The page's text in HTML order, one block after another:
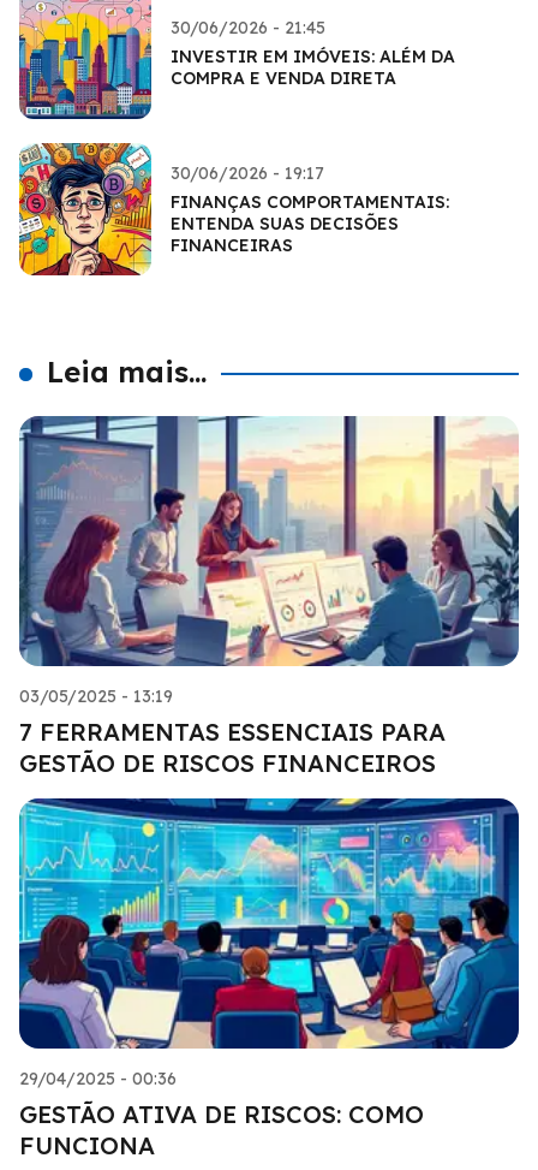
30/06/2026 - 21:45
INVESTIR EM IMÓVEIS: ALÉM DA
COMPRA E VENDA DIRETA
30/06/2026 - 19:17
FINANÇAS COMPORTAMENTAIS:
ENTENDA SUAS DECISÕES
FINANCEIRAS
Leia mais...
03/05/2025 - 13:19
7 FERRAMENTAS ESSENCIAIS PARA
GESTÃO DE RISCOS FINANCEIROS
29/04/2025 - 00:36
GESTÃO ATIVA DE RISCOS: COMO
FUNCIONA